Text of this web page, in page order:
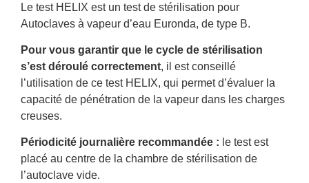
Le test HELIX est un test de stérilisation pour
Autoclaves à vapeur d’eau Euronda, de type B.
Pour vous garantir que le cycle de stérilisation
s’est déroulé correctement, il est conseillé
l’utilisation de ce test HELIX, qui permet d’évaluer la
capacité de pénétration de la vapeur dans les charges
creuses.
Périodicité journalière recommandée : le test est
placé au centre de la chambre de stérilisation de
l’autoclave vide.